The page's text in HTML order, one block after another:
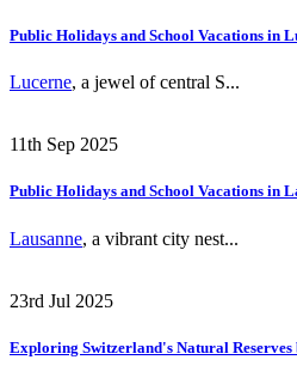
Public Holidays and School Vacations in
Lucerne, a jewel of central S...
11th Sep 2025
Public Holidays and School Vacations in
Lausanne, a vibrant city nest...
23rd Jul 2025
Exploring Switzerland's Natural